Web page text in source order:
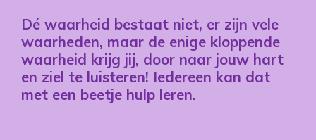
Dé waarheid bestaat niet, er zijn vele
waarheden, maar de enige kloppende
waarheid krijg jij, door naar jouw hart
en ziel te luisteren! Iedereen kan dat
met een beetje hulp leren.